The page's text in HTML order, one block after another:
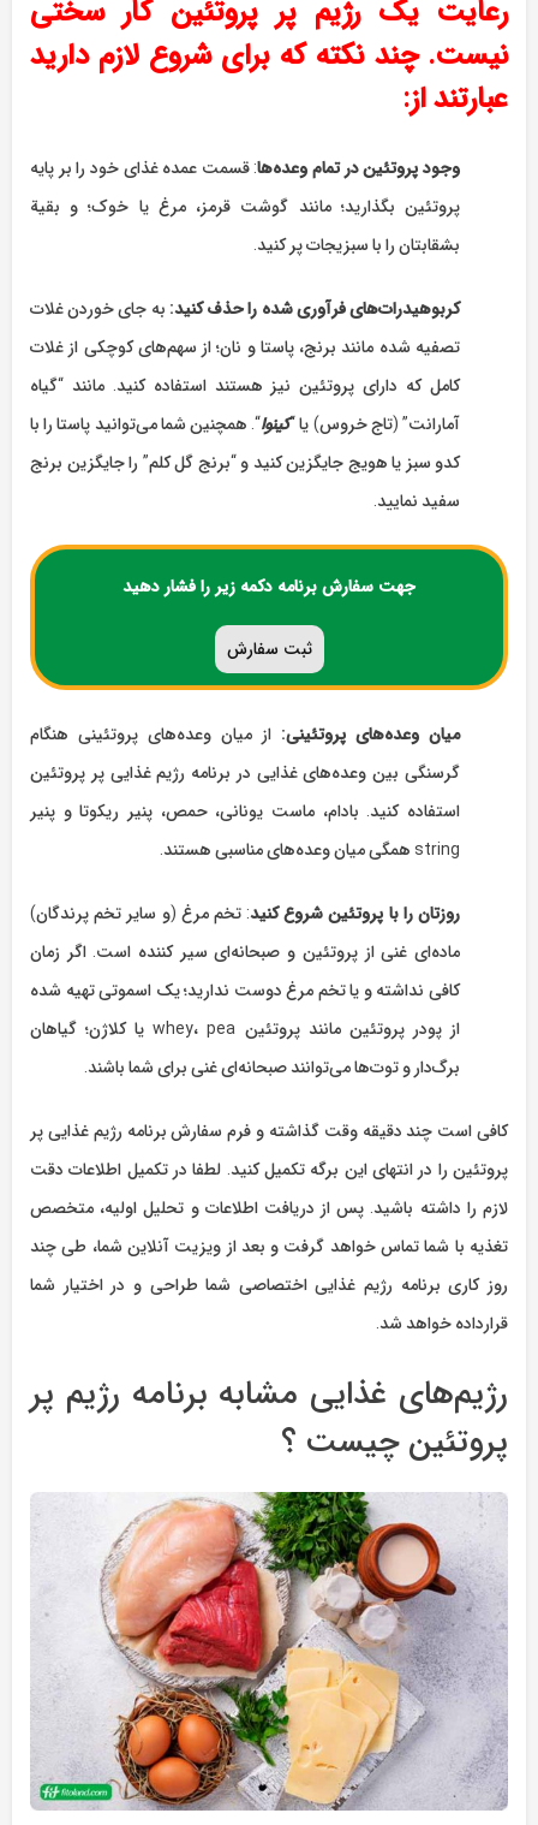
رعایت یک رژیم پر پروتئین کار سختی
نیست. چند نکته که برای شروع لازم دارید
عبارتند از:
وجود پروتئین در تمام وعده‌ها: قسمت عمده‌ غذای خود را بر پایه
پروتئین بگذارید؛ مانند گوشت قرمز، مرغ یا خوک؛ و بقیة
بشقابتان را با سبزیجات پر کنید.
کربوهیدرات‌های فرآوری شده را حذف کنید: به جای خوردن غلات
تصفیه شده مانند برنج، پاستا و نان؛ از سهم‌های کوچکی از غلات
کامل که دارای پروتئین نیز هستند استفاده کنید. مانند “گیاه
آمارانت” (تاج خروس) یا “کینوا“. همچنین شما می‌توانید پاستا را با
کدو سبز یا هویج جایگزین کنید و “برنج گل کلم” را جایگزین برنج
سفید نمایید.
جهت سفارش برنامه دکمه زیر را فشار دهید
ثبت سفارش
میان وعده‌های پروتئینی: از میان وعده‌های پروتئینی هنگام
گرسنگی بین وعده‌های غذایی در برنامه رژیم غذایی پر پروتئین
استفاده کنید. بادام، ماست یونانی، حمص، پنیر ریکوتا و پنیر
string همگی میان وعده‌های مناسبی هستند.
روزتان را با پروتئین شروع کنید: تخم مرغ (و سایر تخم پرندگان)
ماده‌ای غنی از پروتئین و صبحانه‌ای سیر کننده است. اگر زمان
کافی نداشته و یا تخم مرغ دوست ندارید؛ یک اسموتی تهیه شده
از پودر پروتئین مانند پروتئین whey، pea یا کلاژن؛ گیاهان
برگ‌دار و توت‌ها می‌توانند صبحانه‌ای غنی برای شما باشند.
کافی است چند دقیقه وقت گذاشته و فرم سفارش برنامه رژیم غذایی پر
پروتئین را در انتهای این برگه تکمیل کنید. لطفا در تکمیل اطلاعات دقت
لازم را داشته باشید. پس از دریافت اطلاعات و تحلیل اولیه، متخصص
تغذیه با شما تماس خواهد گرفت و بعد از ویزیت آنلاین شما، طی چند
روز کاری برنامه رژیم غذایی اختصاصی شما طراحی و در اختیار شما
قرارداده خواهد‌ شد.
رژیم‌های غذایی مشابه برنامه رژیم پر
پروتئین چیست ؟